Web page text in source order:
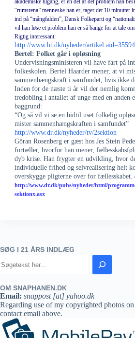
akademiske tilgang, er en del af det problem han
“rumsrena” menneske han er, tager det 10 minutter
ind på “mångfalden”, Dansk Folkeparti og
vil han løse et problem han er så bange for at tale
Rigtig interessant:
http://www.bt.dk/nyheder/
Bertel: Folket går i opløsning
Undervisningsministeren vil have fart på
folkeskolen. Bertel Haarder mener, at vi
sammenhængskraft i samfundet, hvis ikke
Inden for de næste ti år vil der nemlig
tredobling i antallet af unge med en anden
baggrund:
“Og så vil vi se en hidtil uset folkelig
mister sammenhængskraften i samfundet”
http://www.dr.dk/nyheder/tv/2sektion
Göran Rosenberg er gæst hos Jes Stein
fortæller, hvorfor han mener,
dyb krise. Han frygter en udvikling, hvor
individuelle frihed og selvrealisering helt
overskygge pligterne over for fællesskabet.
http://www.dr.dk/pubs/nyheder/html/
sektionx.asx
SØG I 21 ÅRS INDLÆG
OM SNAPHANEN.DK
Email: snappost [at] yahoo.dk
Regarding use of my copyrighted photos
contact email above.